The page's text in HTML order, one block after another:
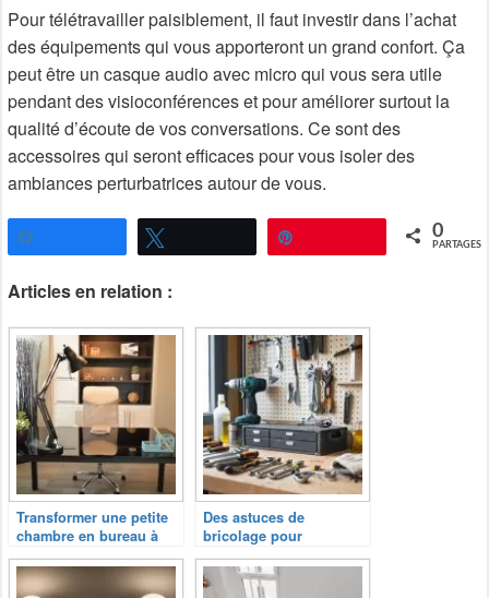
Pour télétravailler paisiblement, il faut investir dans l’achat
des équipements qui vous apporteront un grand confort. Ça
peut être un casque audio avec micro qui vous sera utile
pendant des visioconférences et pour améliorer surtout la
qualité d’écoute de vos conversations. Ce sont des
accessoires qui seront efficaces pour vous isoler des
ambiances perturbatrices autour de vous.
0
PARTAGES
Articles en relation :
Transformer une petite
chambre en bureau à
domicile
Des astuces de
bricolage pour
optimiser votre
appartement